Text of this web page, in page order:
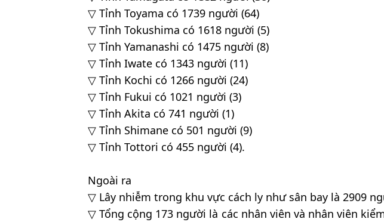
▽ Tỉnh Toyama có 1739 người (64)
▽ Tỉnh Tokushima có 1618 người (5)
▽ Tỉnh Yamanashi có 1475 người (8)
▽ Tỉnh Iwate có 1343 người (11)
▽ Tỉnh Kochi có 1266 người (24)
▽ Tỉnh Fukui có 1021 người (3)
▽ Tỉnh Akita có 741 người (1)
▽ Tỉnh Shimane có 501 người (9)
▽ Tỉnh Tottori có 455 người (4).
Ngoài ra
▽ Lây nhiễm trong khu vực cách ly như sân bay là 2909
▽ Tổng cộng 173 người là các nhân viên và nhân viên